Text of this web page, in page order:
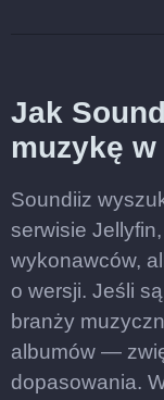
Jak
muzykę
Soundiiz
serwisie
wykonawców,
o wersji. Jeśli
branży
albumów —
dopasowania.